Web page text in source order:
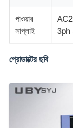
ফ্যাব্রিক টেস্টিং
তাপমাত্রা এবং
কঠোরতা পরীক্ষক
পাওয়ার
সাপ্লাই
3ph
প্রোডাক্টের ছবি